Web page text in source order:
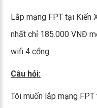
Lắp mạng FPT tại Kiến
nhất chỉ 185.000 VNĐ
wifi 4 cổng
Câu hỏi:
Tôi muốn lắp mạng FPT